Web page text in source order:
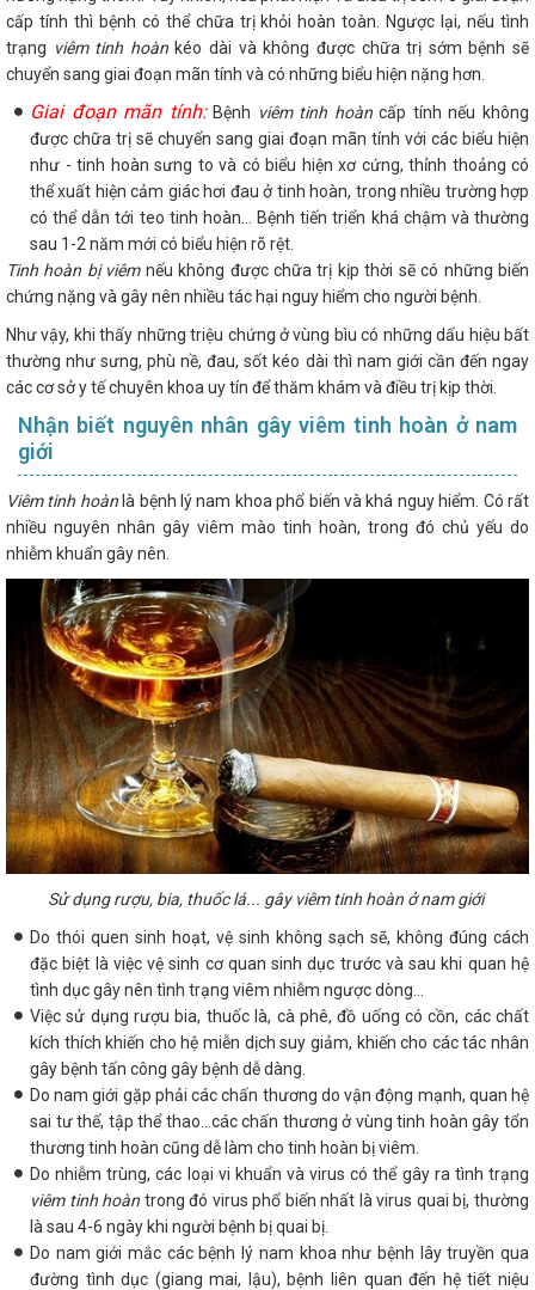
cấp tính thì bệnh có thể chữa trị khỏi hoàn toàn. Ngược lại, nếu tình
trạng viêm tinh hoànkéo dài và không được chữa trị sớm bệnh sẽ
chuyển sang giai đoạn mãn tính và có những biểu hiện nặng hơn.
Giai đoạn mãn tính:Bệnh viêm tinh hoàncấp tính nếu không
được chữa trị sẽ chuyển sang giai đoạn mãn tính với các biểu hiện
như - tinh hoàn sưng to và có biểu hiện xơ cứng, thỉnh thoảng có
thể xuất hiện cảm giác hơi đau ở tinh hoàn, trong nhiều trường hợp
có thể dẫn tới teo tinh hoàn... Bệnh tiến triển khá chậm và thường
sau 1-2 năm mới có biểu hiện rõ rệt.
Tinh hoàn bị viêm nếu không được chữa trị kịp thời sẽ có những biến
chứng nặng và gây nên nhiều tác hại nguy hiểm cho người bệnh.
Như vậy, khi thấy những triệu chứng ở vùng bìu có những dấu hiệu bất
thường như sưng, phù nề, đau, sốt kéo dài thì nam giới cần đến ngay
các cơ sở y tế chuyên khoa uy tín để thăm khám và điều trị kịp thời.
Nhận biết nguyên nhân gây viêm tinh hoàn ở nam
giới
Viêm tinh hoànlà bệnh lý nam khoa phổ biến và khá nguy hiểm. Có rất
nhiều nguyên nhân gây viêm mào tinh hoàn, trong đó chủ yếu do
nhiễm khuẩn gây nên.
Sử dụng rượu, bia, thuốc lá... gây viêm tinh hoàn ở nam giới
Do thói quen sinh hoạt, vệ sinh không sạch sẽ, không đúng cách
đặc biệt là việc vệ sinh cơ quan sinh dục trước và sau khi quan hệ
tình dục gây nên tình trạng viêm nhiễm ngược dòng…
Việc sử dụng rượu bia, thuốc là, cà phê, đồ uống có cồn, các chất
kích thích khiến cho hệ miễn dịch suy giảm, khiến cho các tác nhân
gây bệnh tấn công gây bệnh dễ dàng.
Do nam giới gặp phải các chấn thương do vận động mạnh, quan hệ
sai tư thế, tập thể thao…các chấn thương ở vùng tinh hoàn gây tổn
thương tinh hoàn cũng dễ làm cho tinh hoàn bị viêm.
Do nhiễm trùng, các loại vi khuẩn và virus có thể gây ra tình trạng
viêm tinh hoàn trong đó virus phổ biến nhất là virus quai bị, thường
là sau 4-6 ngày khi người bệnh bị quai bị.
Do nam giới mắc các bệnh lý nam khoa như bệnh lây truyền qua
đường tình dục (giang mai, lậu), bệnh liên quan đến hệ tiết niệu